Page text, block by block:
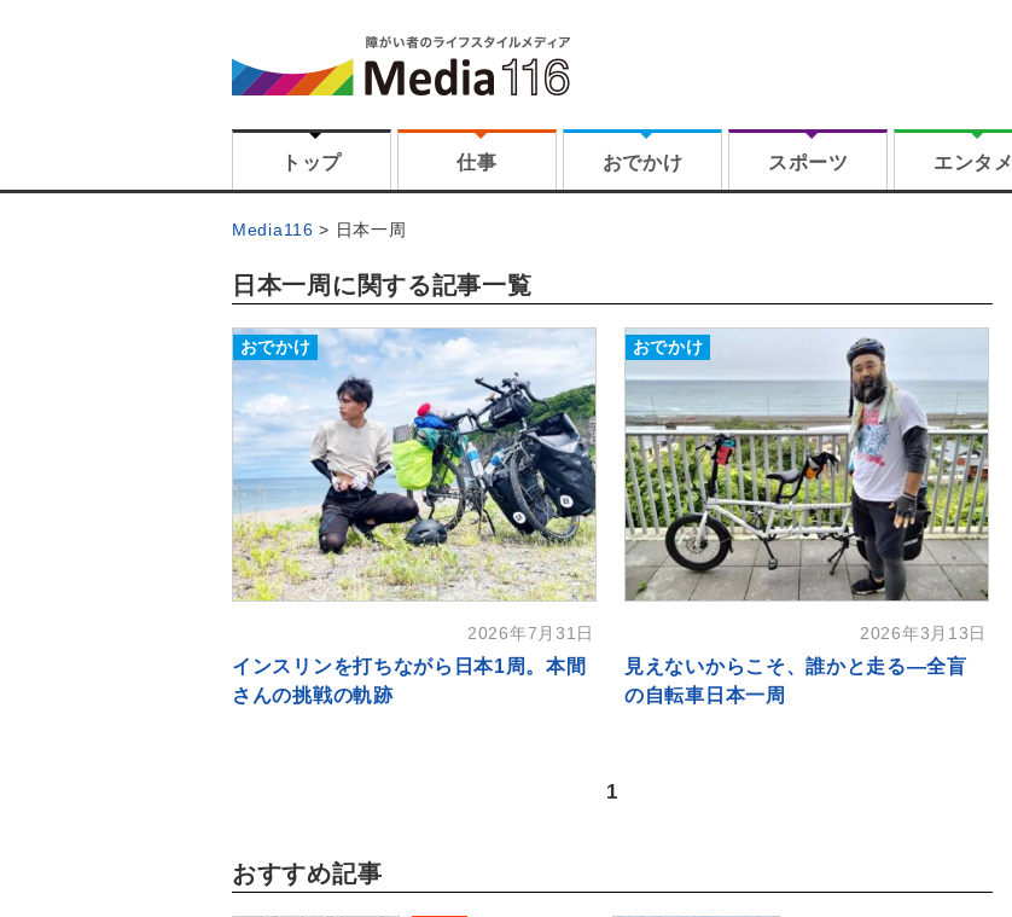
トップ 仕事 おでかけ スポーツ エンタメ
Media116 日本一周
日本一周に関する記事一覧
おでかけ
2026年7月31日
インスリンを打ちながら日本1周。本間
さんの挑戦の軌跡
おでかけ
2026年3月13日
見えないからこそ、誰かと走る―全盲
の自転車日本一周
1
おすすめ記事